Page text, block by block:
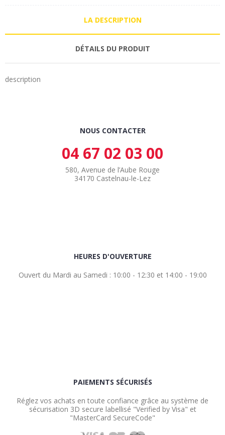
LA DESCRIPTION
DÉTAILS DU PRODUIT
description
NOUS CONTACTER
04 67 02 03 00
580, Avenue de l’Aube Rouge
34170 Castelnau-le-Lez
HEURES D'OUVERTURE
Ouvert du Mardi au Samedi : 10:00 - 12:30 et 14:00 - 19:00
PAIEMENTS SÉCURISÉS
Réglez vos achats en toute confiance grâce au système de
sécurisation 3D secure labellisé "Verified by Visa" et
"MasterCard SecureCode"